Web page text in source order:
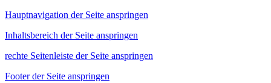
Hauptnavigation der Seite anspringen
Inhaltsbereich der Seite anspringen
rechte Seitenleiste der Seite anspringen
Footer der Seite anspringen